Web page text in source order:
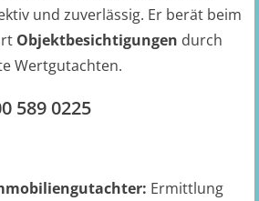
und zuverlässig. Er berät beim
Objektbesichtigungen durch
Wertgutachten.
589 0225
Ermittlung